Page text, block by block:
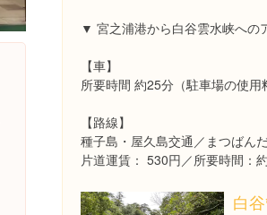
▼ 宮之浦港から白谷雲水峡への
【車】
所要時間 約25分（駐車場の使用
【路線】
種子島・屋久島交通／まつばん
片道運賃： 530円／所要時間：
白